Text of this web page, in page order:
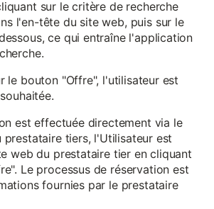
sur le critère de recherche
l'en-tête du site web, puis sur le
ce qui entraîne l'application
le bouton "Offre", l'utilisateur est
est effectuée directement via le
tiers, l'Utilisateur est
web du prestataire tier en cliquant
Le processus de réservation est
fournies par le prestataire